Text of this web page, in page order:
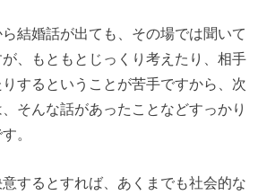
結婚話が出ても、その場では聞いて
、もともとじっくり考えたり、相手
するということが苦手ですから、次
そんな話があったことなどすっかり
。
するとすれば、あくまでも社会的な